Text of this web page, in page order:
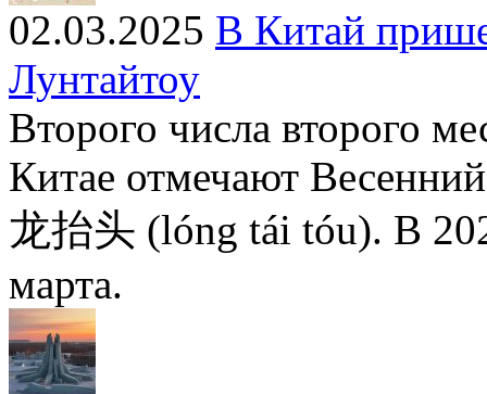
02.03.2025 В Китай
Лунтайтоу
Второго числа второго
Китае отмечают
龙抬头 (lóng tái tóu). В
марта.